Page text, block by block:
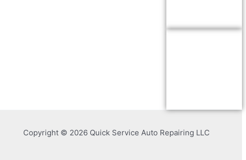
Copyright © 2026 Quick Service Auto Repairing LLC